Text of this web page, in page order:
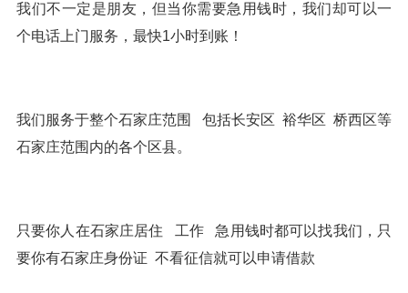
我们不一定是朋友，但当你需要急用钱时，我们却可以一
个电话上门服务，最快1小时到账！
我们服务于整个石家庄范围 包括长安区 裕华区 桥西区等
石家庄范围内的各个区县。
只要你人在石家庄居住 工作 急用钱时都可以找我们，只
要你有石家庄身份证 不看征信就可以申请借款